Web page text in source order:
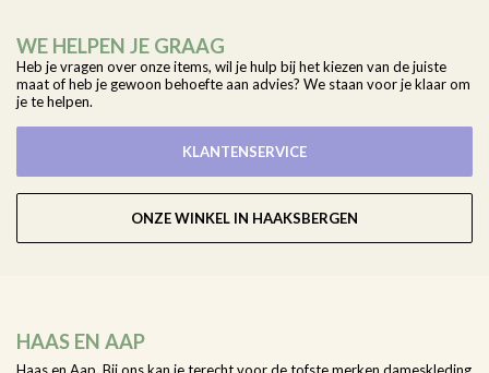
WE HELPEN JE GRAAG
Heb je vragen over onze items, wil je hulp bij het kiezen van de juiste
maat of heb je gewoon behoefte aan advies? We staan voor je klaar om
je te helpen.
KLANTENSERVICE
ONZE WINKEL IN HAAKSBERGEN
HAAS EN AAP